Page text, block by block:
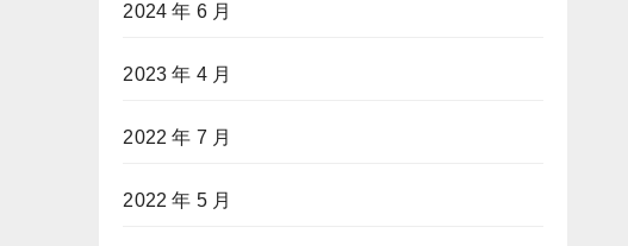
2024 年 6 月
2023 年 4 月
2022 年 7 月
2022 年 5 月